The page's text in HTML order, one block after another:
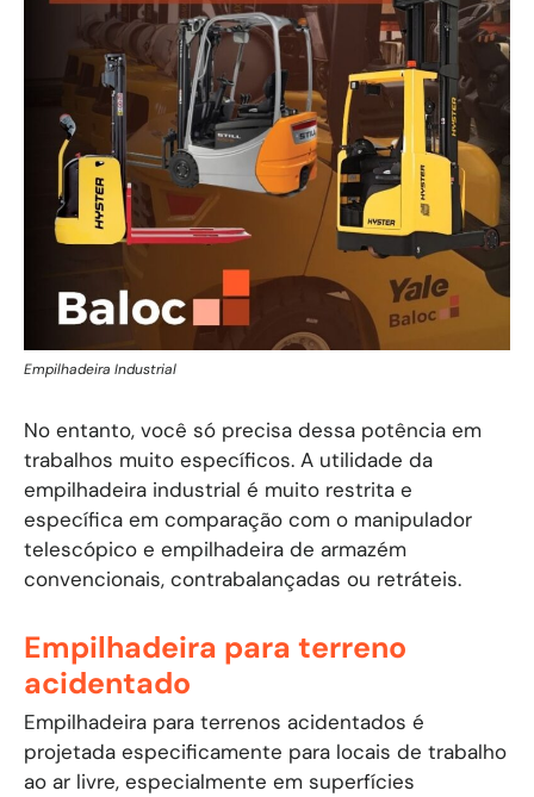
Empilhadeira Industrial
No entanto, você só precisa dessa potência em
trabalhos muito específicos. A utilidade da
empilhadeira industrial é muito restrita e
específica em comparação com o manipulador
telescópico e empilhadeira de armazém
convencionais, contrabalançadas ou retráteis.
Empilhadeira para terreno
acidentado
Empilhadeira para terrenos acidentados é
projetada especificamente para locais de trabalho
ao ar livre, especialmente em superfícies